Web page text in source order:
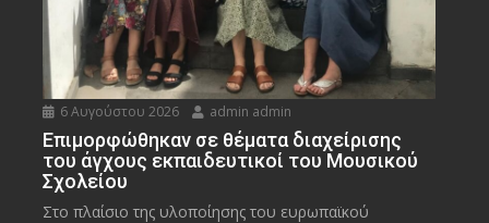
6 Αυγούστου 2026 admin admin
Eπιμορφώθηκαν σε θέματα διαχείρισης
του άγχους εκπαιδευτικοί του Μουσικού
Σχολείου
Στο πλαίσιο της υλοποίησης του ευρωπαϊκού